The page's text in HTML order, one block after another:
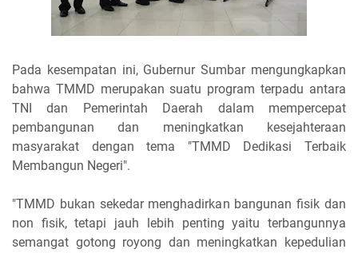
Pada kesempatan ini, Gubernur Sumbar mengungkapkan
bahwa TMMD merupakan suatu program terpadu antara
TNI dan Pemerintah Daerah dalam mempercepat
pembangunan dan meningkatkan kesejahteraan
masyarakat dengan tema "TMMD Dedikasi Terbaik
Membangun Negeri".
"TMMD bukan sekedar menghadirkan bangunan fisik dan
non fisik, tetapi jauh lebih penting yaitu terbangunnya
semangat gotong royong dan meningkatkan kepedulian